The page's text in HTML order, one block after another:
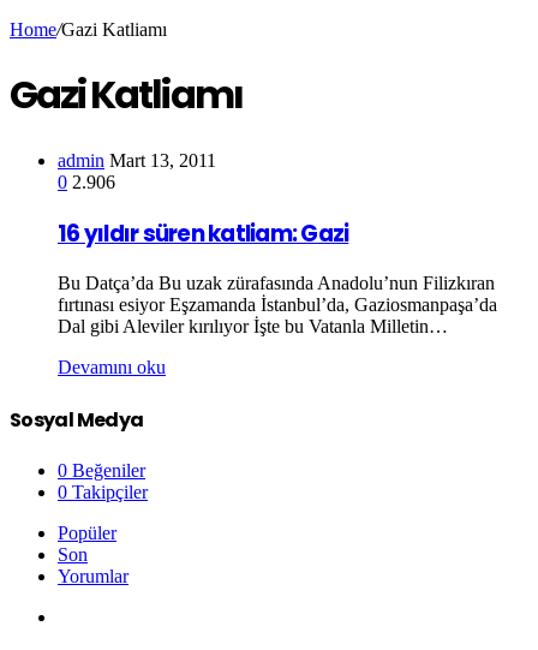
Home/Gazi Katliamı
Gazi Katliamı
admin Mart 13, 2011
0 2.906
16 yıldır süren katliam: Gazi
Bu Datça’da Bu uzak zürafasında Anadolu’nun Filizkıran
fırtınası esiyor Eşzamanda İstanbul’da, Gaziosmanpaşa’da
Dal gibi Aleviler kırılıyor İşte bu Vatanla Milletin…
Devamını oku
Sosyal Medya
0 Beğeniler
0 Takipçiler
Popüler
Son
Yorumlar